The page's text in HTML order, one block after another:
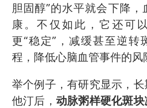
胆固醇”的水平就会下降，
康。不仅如此，它还可
更“稳定”，减缓甚至逆转
程，降低心脑血管事件的风
举个例子，有研究显示，
他汀后， 动脉粥样硬化斑